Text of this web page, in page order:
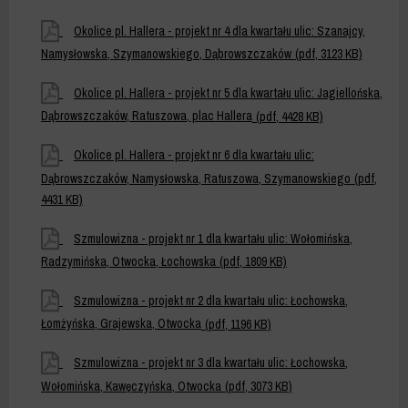
ulic:
Młota,
Szanajcy,
Burdzińskiego
2
dla
kwartału
ulic:
Namysłowska,
Nusbauma,
Szanajcy
-
projekt
nr
3
dla
kwartału
ulic:
Szanajcy,
pl.
Hallera,
Szymanowskiego
Okolice
pl.
-
projekt
4
dla
kwartału
ulic:
Szanajcy,
Namysłowska,
Szymanowskiego,
Okolice pl. Hallera - projekt nr 4 dla kwartału ulic: Szanajcy,
Namysłowska, Szymanowskiego, Dąbrowszczaków (pdf, 3123 KB)
Okolice
pl.
-
projekt
nr
5
dla
kwartału
ulic:
Jagiellońska,
Dąbrowszczaków,
Ratuszowa,
Hallera
Okolice pl. Hallera - projekt nr 5 dla kwartału ulic: Jagiellońska,
Dąbrowszczaków, Ratuszowa, plac Hallera (pdf, 4428 KB)
Okolice
pl.
Hallera
projekt
nr
dla
kwartału
ulic:
Dąbrowszczaków,
Namysłowska,
Ratuszowa,
Okolice pl. Hallera - projekt nr 6 dla kwartału ulic:
Dąbrowszczaków, Namysłowska, Ratuszowa, Szymanowskiego (pdf,
4431 KB)
Szmulowizna
-
nr
1
kwartału
ulic:
Wołomińska,
Szmulowizna - projekt nr 1 dla kwartału ulic: Wołomińska,
Radzymińska, Otwocka, Łochowska (pdf, 1809 KB)
Szmulowizna
-
nr
2
Szmulowizna - projekt nr 2 dla kwartału ulic: Łochowska,
Łomżyńska, Grajewska, Otwocka (pdf, 1196 KB)
Szmulowizna
-
Szmulowizna - projekt nr 3 dla kwartału ulic: Łochowska,
Wołomińska, Kawęczyńska, Otwocka (pdf, 3073 KB)